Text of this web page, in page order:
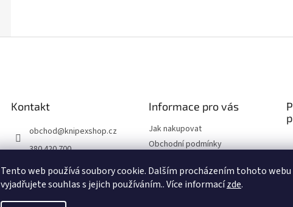
Tento web používá soubory cookie. Dalším procházením tohoto webu
vyjadřujete souhlas s jejich používáním.. Více informacízde.
Kontakt
obchod@knipexshop.cz
380 420 700
Informace pro vás
Jak nakupovat
Obchodní podmínky
údajů